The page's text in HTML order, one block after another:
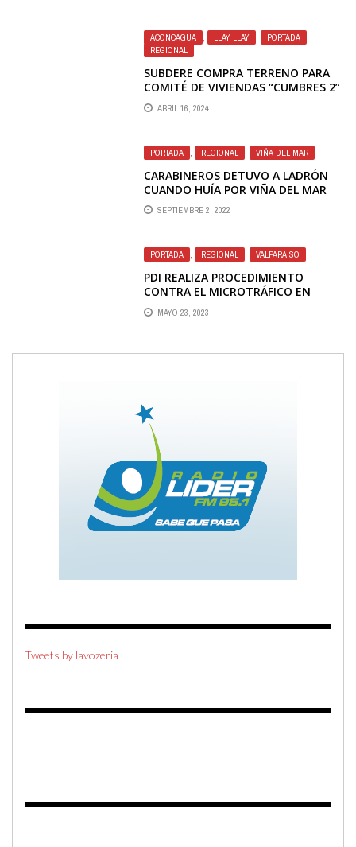
ACONCAGUA , LLAY LLAY , PORTADA
,
REGIONAL
SUBDERE COMPRA TERRENO PARA
COMITÉ DE VIVIENDAS “CUMBRES 2”
DE LLAY LLAY
ABRIL 16, 2024
PORTADA REGIONAL VIÑA DEL MAR
CARABINEROS DETUVO A LADRÓN
CUANDO HUÍA POR VIÑA DEL MAR
CON $10 MILLONES EN CAJAS
ROBADAS
SEPTIEMBRE 2, 2022
PORTADA , REGIONAL , VALPARAÍSO
PDI REALIZA PROCEDIMIENTO
CONTRA EL MICROTRÁFICO EN
PLACILLA
MAYO 23, 2023
Tweets by lavozeria